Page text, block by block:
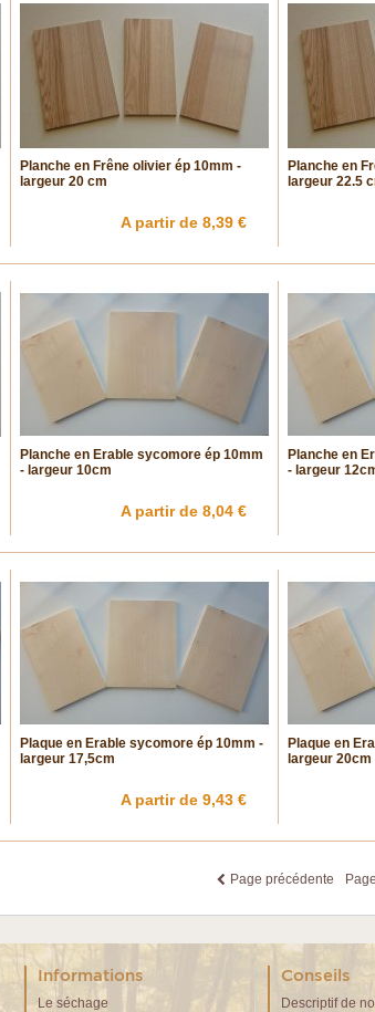
Planche en Frêne olivier ép 10mm -
largeur 20 cm
A partir de 8,39 €
Planche en
largeur 22.5
Planche en Erable sycomore ép 10mm
- largeur 10cm
A partir de 8,04 €
Planche en
- largeur
Plaque en Erable sycomore ép 10mm -
largeur 17,5cm
A partir de 9,43 €
Plaque en
largeur 20cm
Page précédente
Informations
Le séchage
Conseils
Descriptif de